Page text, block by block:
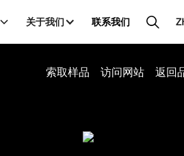
关于我们 联系我们
索取样品 访问网站 返回